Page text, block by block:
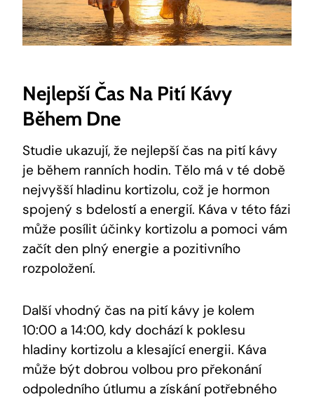
Nejlepší Čas Na Pití Kávy
Během Dne
Studie ukazují, ⁢že nejlepší čas na ⁤pití kávy‍
je během ranních ⁢hodin. Tělo má v té‍ době
nejvyšší hladinu⁤ kortizolu, což je hormon
spojený s ‍bdelostí a energií.⁢ Káva v této fázi
může posílit účinky kortizolu a pomoci⁤ vám
začít den plný energie a pozitivního
rozpoložení.
Další vhodný ⁤čas na pití kávy je kolem
10:00 a 14:00, kdy dochází k poklesu
⁣hladiny kortizolu⁣ a klesající​ energii. Káva
může být dobrou volbou ‍pro překonání
odpoledního útlumu a získání‌ potřebného